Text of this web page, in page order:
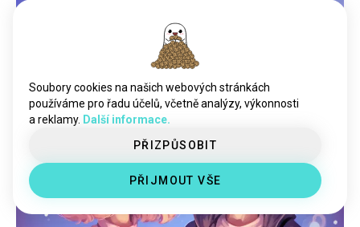
Hledání hvězd: Nejlepší průvodce hledáním
astrologických přátel online
Soubory cookies na našich webových stránkách
používáme pro řadu účelů, včetně analýzy, výkonnosti
a reklamy. Další informace.
PŘIZPŮSOBIT
PŘIJMOUT VŠE